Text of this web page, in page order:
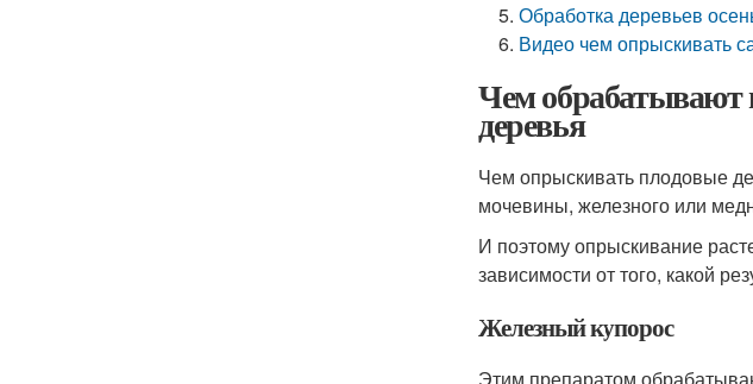
Обработка деревьев
Видео чем опрыскивать
Чем обрабатывают
деревья
Чем опрыскивать плодовые
мочевины, железного или
И поэтому опрыскивание
зависимости от того, какой
Железный купорос